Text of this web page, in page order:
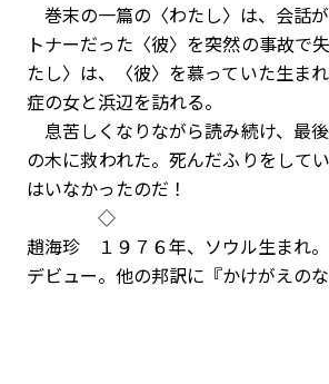
巻末の一篇の〈わたし〉は、会話
トナーだった〈彼〉を突然の事故で
たし〉は、〈彼〉を慕っていた生ま
症の女と浜辺を訪れる。
息苦しくなりながら読み続け、最
の木に救われた。死んだふりをして
はいなかったのだ！
◇
趙海珍 １９７６年、ソウル生まれ
デビュー。他の邦訳に『かけがえのな